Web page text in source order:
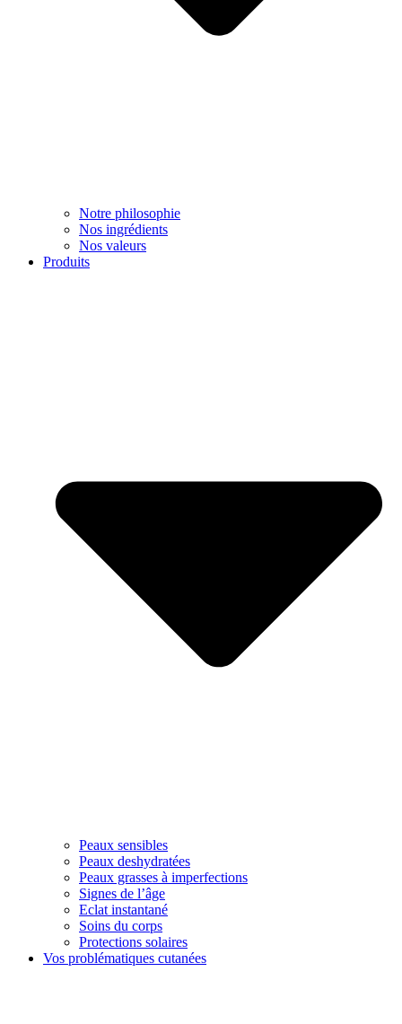
Notre philosophie
Nos ingrédients
Nos valeurs
Produits
Peaux sensibles
Peaux deshydratées
Peaux grasses à imperfections
Signes de l’âge
Eclat instantané
Soins du corps
Protections solaires
Vos problématiques cutanées